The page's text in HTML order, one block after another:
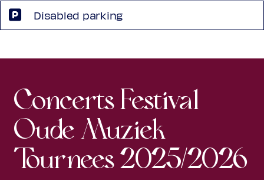
Disabled parking
Concerts Festival
Oude Muziek
Tournees 2025/2026